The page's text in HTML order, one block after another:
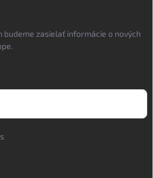
budeme zasielať informácie o nových